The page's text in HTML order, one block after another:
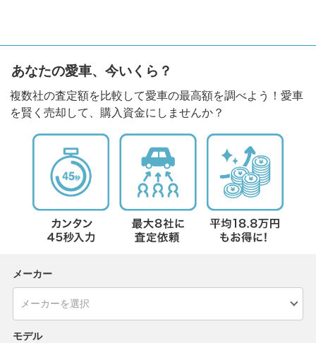
あなたの愛車、今いくら？
複数社の査定額を比較して愛車の最高額を調べよう！愛車
を賢く売却して、購入資金にしませんか？
メーカー
モデル